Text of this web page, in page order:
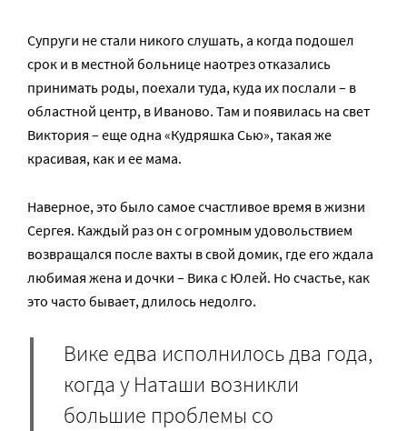
Супруги не стали никого слушать, а когда подошел
срок и в местной больнице наотрез отказались
принимать роды, поехали туда, куда их послали – в
областной центр, в Иваново. Там и появилась на свет
Виктория – еще одна «Кудряшка Сью», такая же
красивая, как и ее мама.
Наверное, это было самое счастливое время в жизни
Сергея. Каждый раз он с огромным удовольствием
возвращался после вахты в свой домик, где его ждала
любимая жена и дочки – Вика с Юлей. Но счастье, как
это часто бывает, длилось недолго.
Вике едва исполнилось два года,
когда у Наташи возникли
большие проблемы со